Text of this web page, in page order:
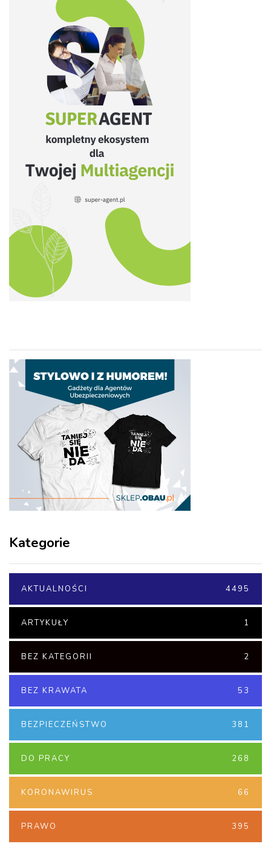
Kategorie
AKTUALNOŚCI 4495
ARTYKUŁY 1
BEZ KATEGORII 2
BEZ KRAWATA 53
BEZPIECZEŃSTWO 381
DO PRACY 268
KORONAWIRUS 66
PRAWO 395